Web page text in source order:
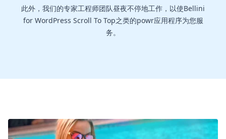
此外，我们的专家工程师团队昼夜不停地工作，以使Bellini
for WordPress Scroll To Top之类的powr应用程序为您服
务。